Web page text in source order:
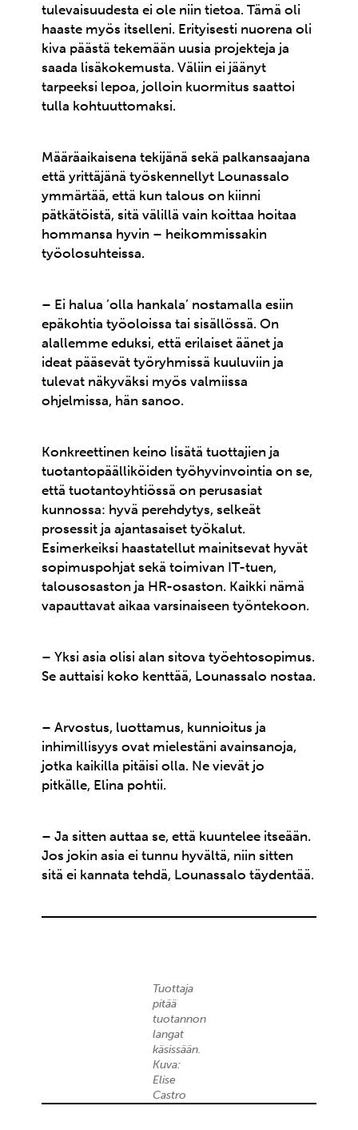
tulevaisuudesta ei ole niin tietoa. Tämä oli
haaste myös itselleni. Erityisesti nuorena oli
kiva päästä tekemään uusia projekteja ja
saada lisäkokemusta. Väliin ei jäänyt
tarpeeksi lepoa, jolloin kuormitus saattoi
tulla kohtuuttomaksi.
Määräaikaisena tekijänä sekä palkansaajana
että yrittäjänä työskennellyt Lounassalo
ymmärtää, että kun talous on kiinni
pätkätöistä, sitä välillä vain koittaa hoitaa
hommansa hyvin – heikommissakin
työolosuhteissa.
– Ei halua ’olla hankala’ nostamalla esiin
epäkohtia työoloissa tai sisällössä. On
alallemme eduksi, että erilaiset äänet ja
ideat pääsevät työryhmissä kuuluviin ja
tulevat näkyväksi myös valmiissa
ohjelmissa, hän sanoo.
Konkreettinen keino lisätä tuottajien ja
tuotantopäälliköiden työhyvinvointia on se,
että tuotantoyhtiössä on perusasiat
kunnossa: hyvä perehdytys, selkeät
prosessit ja ajantasaiset työkalut.
Esimerkeiksi haastatellut mainitsevat hyvät
sopimuspohjat sekä toimivan IT-tuen,
talousosaston ja HR-osaston. Kaikki nämä
vapauttavat aikaa varsinaiseen työntekoon.
– Yksi asia olisi alan sitova työehtosopimus.
Se auttaisi koko kenttää, Lounassalo nostaa.
– Arvostus, luottamus, kunnioitus ja
inhimillisyys ovat mielestäni avainsanoja,
jotka kaikilla pitäisi olla. Ne vievät jo
pitkälle, Elina pohtii.
– Ja sitten auttaa se, että kuuntelee itseään.
Jos jokin asia ei tunnu hyvältä, niin sitten
sitä ei kannata tehdä, Lounassalo täydentää.
Tuottaja
pitää
tuotannon
langat
käsissään.
Kuva:
Elise
Castro